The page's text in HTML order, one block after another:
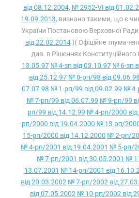
від 08.12.2004, № 2952-VI від
19.09.2013, визнано такими, що є
України Постановою Верховної Ради
від 22.02.2014)( Офіційне
див. в Рішеннях Конституційного
13.05.97 № 4-зп від 03.10.97 № 6-зп
від 25.12.97 № 8-рп/98 від 09.06.98
07.07.98 № 1-рп/99 від 09.02.99 № 4-
№ 7-рп/99 від 06.07.99 № 9-рп/99
рп/99 від 14.12.99 № 4-рп/2000
рп/2000 від 19.04.2000 № 13-рп/
15-рп/2000 від 14.12.2000 № 2-рп/
№ 4-рп/2001 від 19.04.2001 № 5-рп/
№ 7-рп/2001 від 30.05.2001 №
13.07.2001 № 14-рп/2001 від
від 20.03.2002 № 7-рп/2002 від
від 07.05.2002 № 10-рп/2002 від